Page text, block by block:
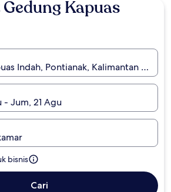
Kapuas
Indah, Pontianak, Kalimantan Barat,
- Jum, 21 Agu
bisnis
Cari